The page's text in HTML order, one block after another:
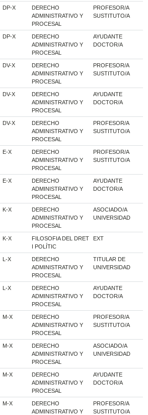
DP-X
DERECHO
ADMINISTRATIVO Y
PROCESAL
PROFESOR/A
SUSTITUTO/A
DP-X
DERECHO
ADMINISTRATIVO Y
PROCESAL
AYUDANTE
DOCTOR/A
DV-X
DERECHO
ADMINISTRATIVO Y
PROCESAL
PROFESOR/A
SUSTITUTO/A
DV-X
DERECHO
ADMINISTRATIVO Y
PROCESAL
AYUDANTE
DOCTOR/A
DV-X
DERECHO
ADMINISTRATIVO Y
PROCESAL
PROFESOR/A
SUSTITUTO/A
E-X
DERECHO
ADMINISTRATIVO Y
PROCESAL
PROFESOR/A
SUSTITUTO/A
E-X
DERECHO
ADMINISTRATIVO Y
PROCESAL
AYUDANTE
DOCTOR/A
K-X
DERECHO
ADMINISTRATIVO Y
PROCESAL
ASOCIADO/A
UNIVERSIDAD
K-X
FILOSOFIA DEL DRET
I POLÍTIC
EXT
L-X
DERECHO
ADMINISTRATIVO Y
PROCESAL
TITULAR DE
UNIVERSIDAD
L-X
DERECHO
ADMINISTRATIVO Y
PROCESAL
AYUDANTE
DOCTOR/A
M-X
DERECHO
ADMINISTRATIVO Y
PROCESAL
PROFESOR/A
SUSTITUTO/A
M-X
DERECHO
ADMINISTRATIVO Y
PROCESAL
ASOCIADO/A
UNIVERSIDAD
M-X
DERECHO
ADMINISTRATIVO Y
PROCESAL
AYUDANTE
DOCTOR/A
M-X
DERECHO
ADMINISTRATIVO Y
PROFESOR/A
SUSTITUTO/A